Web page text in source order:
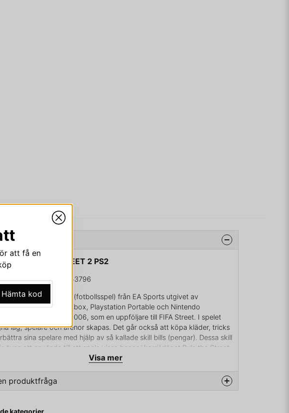
av FIFA STREET 2 PS2
2 PS2 - SLES-53796
2 är ett datorspel (fotbollsspel) från EA Sports utgivet av
2, Nintendo DS, Xbox, Playstation Portable och Nintendo
Spelet släpptes 2006, som en uppföljare till FIFA Street. I spelet
lag, spelare och arenor skapas. Det går också att köpa kläder, tricks
sina spelare med hjälp av så kallade skill bills (pengar). Dessa skill
även att använda till att spela vissa banor i karriärläget Rule the Street.
visas den portugisiska superstjärnan Cristiano Ronaldo med en
Visa mer
produktfråga
oss något om denna produkten...
kategorier
att få en
Hämta kod